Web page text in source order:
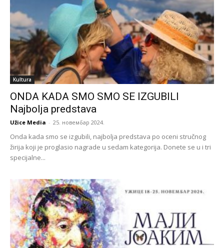
Kultura
ONDA KADA SMO SMO SE IZGUBILI
Najbolja predstava
Užice Media - 25. новембар 2024.
Onda kada smo se izgubili, najbolja predstava po oceni stručnog
žirija koji je proglasio nagrade u sedam kategorija. Donete se u i tri
specijalne...